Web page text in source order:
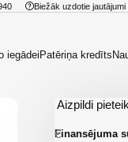
Biežāk uzdotie jautājumi
iegādeiPatēriņa kredīts
Aizpildi
Finansējuma
€